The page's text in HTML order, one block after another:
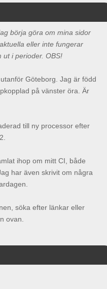
börja göra om mina sidor
eller inte fungerar
ut i perioder. OBS!
Göteborg. Jag är född
på vänster öra. Är
till ny processor efter
ihop om mitt CI, både
har även skrivit om några
söka efter länkar eller
ovan.